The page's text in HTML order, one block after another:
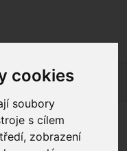
cookies
soubory
s cílem
zobrazení
obchod v
nelze vyřídit.